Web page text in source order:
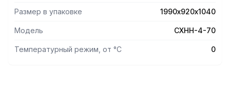
Размер в упаковке 1990х920х1040
Модель СХНН-4-70
Температурный режим, от °С 0